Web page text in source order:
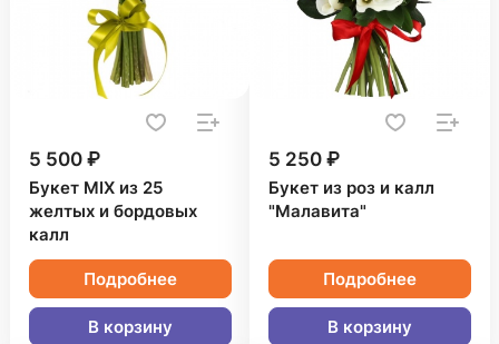
5 500 ₽
Букет MIX из 25
желтых и бордовых
калл
Подробнее
В корзину
5 250 ₽
Букет из роз и калл
"Малавита"
Подробнее
В корзину